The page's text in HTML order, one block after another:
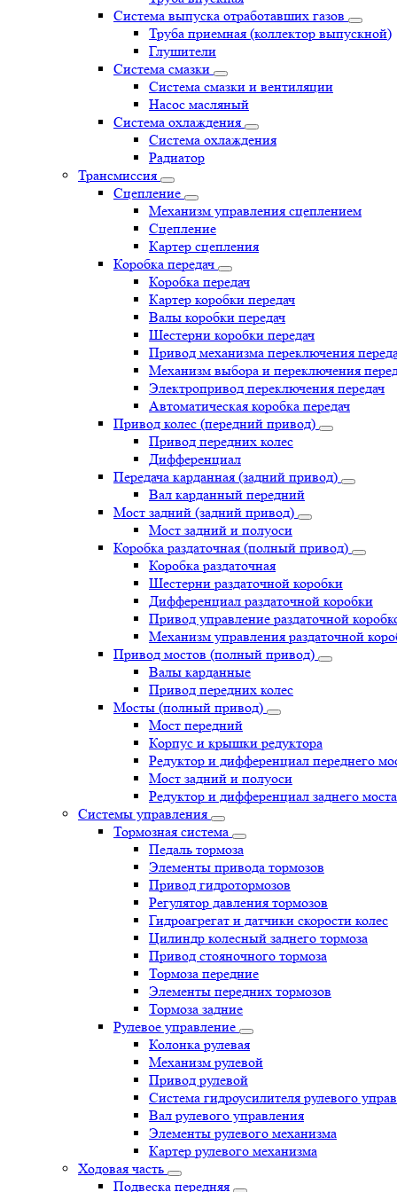
Система выпуска отработавших газов
Труба приемная (коллектор выпускной)
Глушители
Система смазки
Система смазки и вентиляции
Насос масляный
Система охлаждения
Система охлаждения
Радиатор
Трансмиссия
Сцепление
Механизм управления сцеплением
Сцепление
Картер сцепления
Коробка передач
Коробка передач
Картер коробки передач
Валы коробки передач
Шестерни коробки передач
Привод механизма переключения
Механизм выбора и переключения
Электропривод переключения передач
Автоматическая коробка передач
Привод колес (передний привод)
Привод передних колес
Дифференциал
Передача карданная (задний привод)
Вал карданный передний
Мост задний (задний привод)
Мост задний и полуоси
Коробка раздаточная (полный привод)
Коробка раздаточная
Шестерни раздаточной коробки
Дифференциал раздаточной коробки
Привод управление раздаточной
Механизм управления раздаточной
Привод мостов (полный привод)
Валы карданные
Привод передних колес
Мосты (полный привод)
Мост передний
Корпус и крышки редуктора
Редуктор и дифференциал переднего
Мост задний и полуоси
Редуктор и дифференциал заднего моста
Системы управления
Тормозная система
Педаль тормоза
Элементы привода тормозов
Привод гидротормозов
Регулятор давления тормозов
Гидроагрегат и датчики скорости колес
Цилиндр колесный заднего тормоза
Привод стояночного тормоза
Тормоза передние
Элементы передних тормозов
Тормоза задние
Рулевое управление
Колонка рулевая
Механизм рулевой
Привод рулевой
Система гидроусилителя рулевого
Вал рулевого управления
Элементы рулевого механизма
Картер рулевого механизма
Ходовая часть
Подвеска передняя